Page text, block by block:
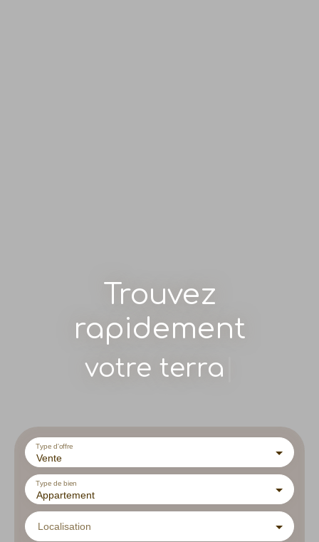
Trouvez
rapidement
votre terrain
Vente
Type d'offre
Appartement
Type de bien
Localisation